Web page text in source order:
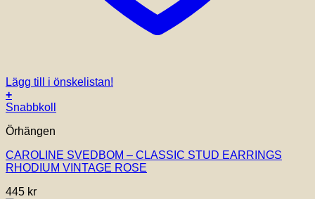
Lägg till i önskelistan!
+
Snabbkoll
Örhängen
CAROLINE SVEDBOM – CLASSIC STUD EARRINGS
RHODIUM VINTAGE ROSE
445 kr